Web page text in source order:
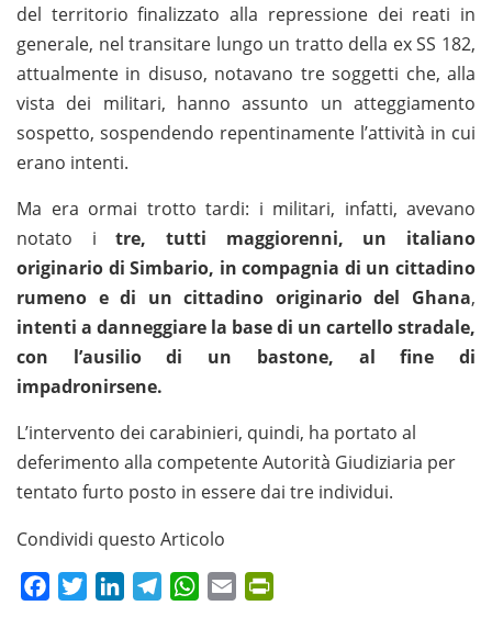
del territorio finalizzato alla repressione dei reati in
generale, nel transitare lungo un tratto della ex SS 182,
attualmente in disuso, notavano tre soggetti che, alla
vista dei militari, hanno assunto un atteggiamento
sospetto, sospendendo repentinamente l’attività in cui
erano intenti.
Ma era ormai trotto tardi: i militari, infatti, avevano
notato itre, tutti maggiorenni, un italiano
originario di Simbario, in compagnia di un cittadino
rumeno e di un cittadino originario del Ghana,
intenti a danneggiare la base di un cartello stradale,
con l’ausilio di un bastone, al fine di
impadronirsene.
L’intervento dei carabinieri, quindi, ha portato al
deferimento alla competente Autorità Giudiziaria per
tentato furto posto in essere dai tre individui.
Condividi questo Articolo
FacebookTwitterLinkedInTelegramWhatsApp
Email